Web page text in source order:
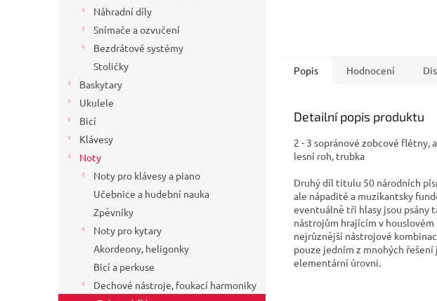
Náhradní díly
Snímače a ozvučení
Bezdrátové systémy
Stoličky
Baskytary
Ukulele
Bicí
Klávesy
Noty
Noty pro klávesy a piano
Učebnice a hudební nauka
Zpěvníky
Noty pro kytary
Akordeony, heligonky
Bicí a perkuse
Dechové nástroje, foukací harmoniky
Popis Hodnocení
Detailní popis produktu
2 - 3 sopránové zobcové
lesní roh, trubka
Druhý díl titulu 50 národních
ale nápadité a muzikantsky
eventuálně tři hlasy jsou psány
nástrojům hrajícím v
nejrůznější nástrojové
pouze jedním z mnohých
elementární úrovni.